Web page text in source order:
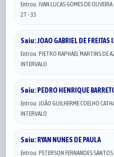
Entrou: IVAN LUCAS GOMES DE OLIVEIRA
2T - 33
Saiu: JOAO GABRIEL DE FREITAS
Entrou: PIETRO RAPHAEL MARTINS DE
INTERVALO
Saiu: PEDRO HENRIQUE
Entrou: JOÃO GUILHERME COELHO
INTERVALO
Saiu: RYAN NUNES DE PAULA
Entrou: PETERSON FERNANDES